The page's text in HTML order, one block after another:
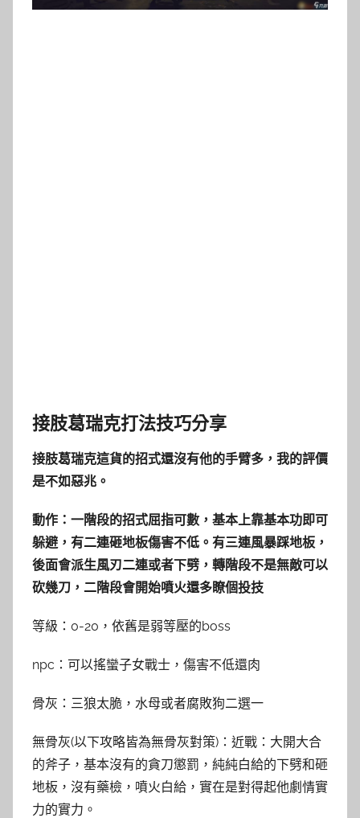
接肢葛瑞克打法技巧分享
接肢葛瑞克這貨的招式還沒有他的手臂多，我的評價
是不如惡兆。
動作：一階段的招式屈指可數，基本上靠基本功即可
躲避，有二連砸地板傷害不低。有三連風暴踩地板，
後面會派生風刃二連或者下劈，轉階段不是無敵可以
砍幾刀，二階段會開始噴火還多瞭個投技
等級：0-20，依舊是弱等壓的boss
npc：可以搖蠻子女戰士，傷害不低還肉
骨灰：三狼太脆，水母或者腐敗狗二選一
無骨灰(以下攻略皆為無骨灰對策)：近戰：大開大合
的斧子，基本沒有的貪刀懲罰，純純白給的下劈和砸
地板，沒有藥檢，噴火白給，實在是對得起他劇情實
力的實力。